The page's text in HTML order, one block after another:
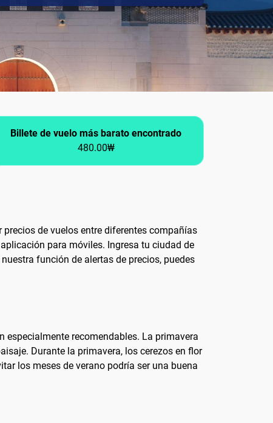
Billete de vuelo más barato encontrado
480.00₩
de vuelos entre diferentes compañías
para móviles. Ingresa tu ciudad de
función de alertas de precios, puedes
especialmente recomendables. La primavera
Durante la primavera, los cerezos en flor
los meses de verano podría ser una buena